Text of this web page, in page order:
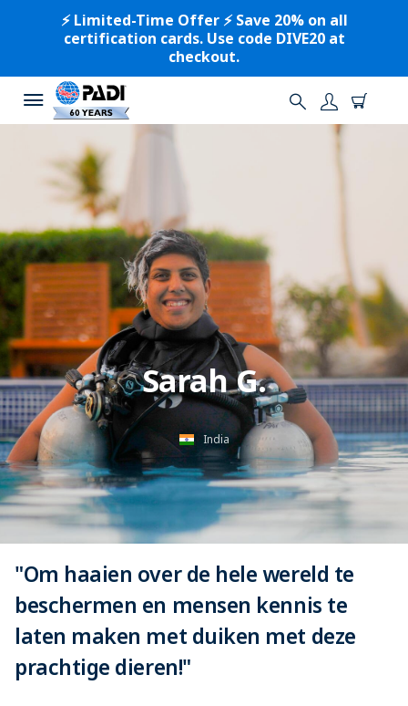
⚡️ Limited-Time Offer ⚡️ Save 20% on all
certification cards. Use code DIVE20 at
checkout.
Sarah G.
India
"Om haaien over de hele wereld te
beschermen en mensen kennis te
laten maken met duiken met deze
prachtige dieren!"